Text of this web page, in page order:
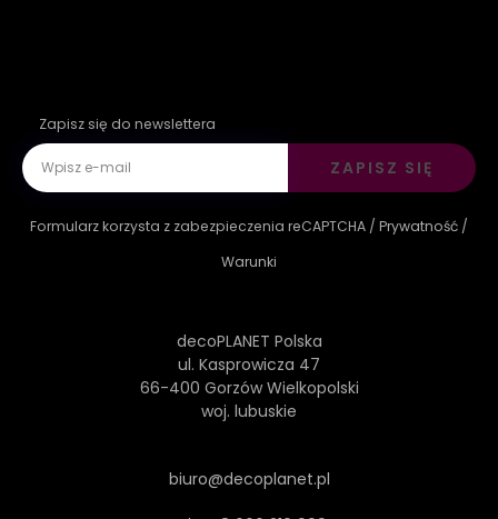
Zapisz się do newslettera
ZAPISZ SIĘ
Formularz korzysta z zabezpieczenia reCAPTCHA / Prywatność /
Warunki
decoPLANET Polska
ul. Kasprowicza 47
66-400 Gorzów Wielkopolski
woj. lubuskie
biuro@decoplanet.pl